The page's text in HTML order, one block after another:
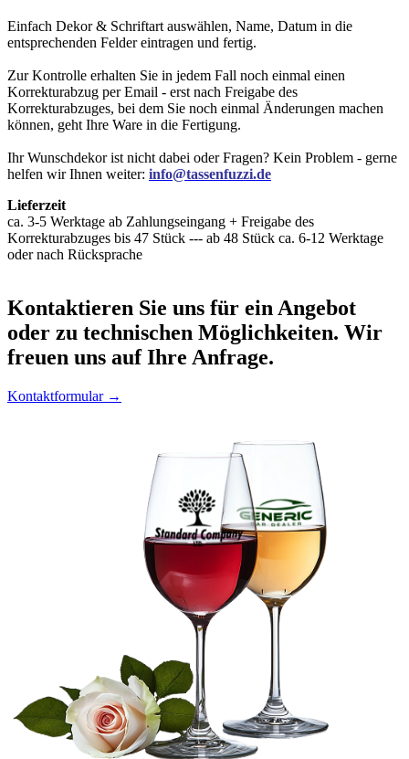
Einfach Dekor & Schriftart auswählen, Name, Datum in die
entsprechenden Felder eintragen und fertig.
Zur Kontrolle erhalten Sie in jedem Fall noch einmal einen
Korrekturabzug per Email - erst nach Freigabe des
Korrekturabzuges, bei dem Sie noch einmal Änderungen machen
können, geht Ihre Ware in die Fertigung.
Ihr Wunschdekor ist nicht dabei oder Fragen? Kein Problem - gerne
helfen wir Ihnen weiter: info@tassenfuzzi.de
Lieferzeit
ca. 3-5 Werktage ab Zahlungseingang + Freigabe des
Korrekturabzuges bis 47 Stück --- ab 48 Stück ca. 6-12 Werktage
oder nach Rücksprache
Kontaktieren Sie uns für ein Angebot
oder zu technischen Möglichkeiten. Wir
freuen uns auf Ihre Anfrage.
Kontaktformular →